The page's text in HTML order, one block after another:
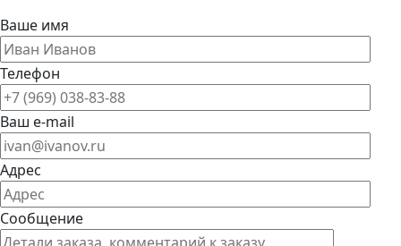
Ваше имя
Телефон
Ваш e-mail
Адрес
Сообщение